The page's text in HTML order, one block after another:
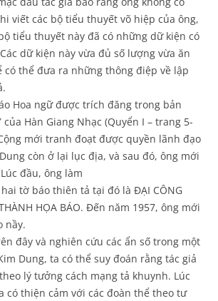
viết các bộ tiểu thuyết võ hiệp của ông,
tiểu thuyết này đã có những dữ kiện có
dữ kiện này vừa đủ số lượng vừa ăn
có thể đưa ra những thông điệp về lập
Hoa ngữ được trích đăng trong bản
của Hàn Giang Nhạc (Quyển I – trang 5-
mới tranh đoạt được quyền lãnh đạo
còn ở lại lục địa, và sau đó, ông mới
đầu, ông làm
tờ báo thiên tả tại đó là ĐẠI CÔNG
HỌA BÁO. Đến năm 1957, ông mới
nầy.
đây và nghiên cứu các ẩn số trong một
Dung, ta có thể suy đoán rằng tác giả
lý tưởng cách mạng tả khuynh. Lúc
có thiện cảm với các đoàn thể theo tư